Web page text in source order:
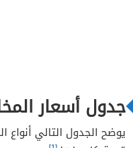
جدول أسعار
يوضح الجدول التالي